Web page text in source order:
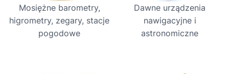
Mosiężne barometry,
higrometry, zegary, stacje
pogodowe
Dawne urządzenia
nawigacyjne i
astronomiczne